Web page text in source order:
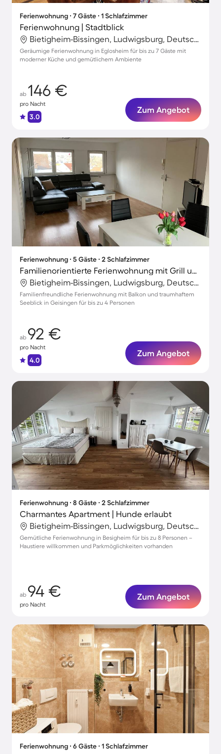
Ferienwohnung ∙ 7 Gäste ∙ 1 Schlafzimmer
Ferienwohnung | Stadtblick
Bietigheim-Bissingen, Ludwigsburg, Deutschland
Geräumige Ferienwohnung in Eglosheim für bis zu 7 Gäste mit
moderner Küche und gemütlichem Ambiente
ab 146 €
pro Nacht
3.0
Zum Angebot
Ferienwohnung ∙ 5 Gäste ∙ 2 Schlafzimmer
Familienorientierte Ferienwohnung mit Grill und Terrasse | Seeblick
Bietigheim-Bissingen, Ludwigsburg, Deutschland
Familienfreundliche Ferienwohnung mit Balkon und traumhaftem
Seeblick in Geisingen für bis zu 4 Personen
ab 92 €
pro Nacht
4.0
Zum Angebot
Ferienwohnung ∙ 8 Gäste ∙ 2 Schlafzimmer
Charmantes Apartment | Hunde erlaubt
Bietigheim-Bissingen, Ludwigsburg, Deutschland
Gemütliche Ferienwohnung in Besigheim für bis zu 8 Personen –
Haustiere willkommen und Parkmöglichkeiten vorhanden
ab 94 €
pro Nacht
Zum Angebot
Ferienwohnung ∙ 6 Gäste ∙ 1 Schlafzimmer